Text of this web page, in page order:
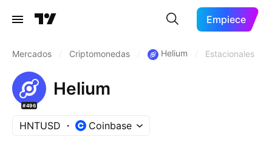
Empiece
Mercados Criptomonedas Helium Estacionales
#496
Helium
HNTUSD Coinbase